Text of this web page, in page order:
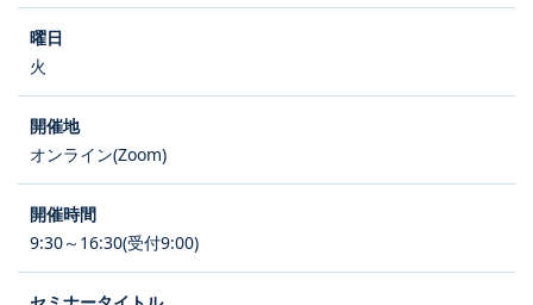
火
オンライン(Zoom)
9:30～16:30(受付9:00)